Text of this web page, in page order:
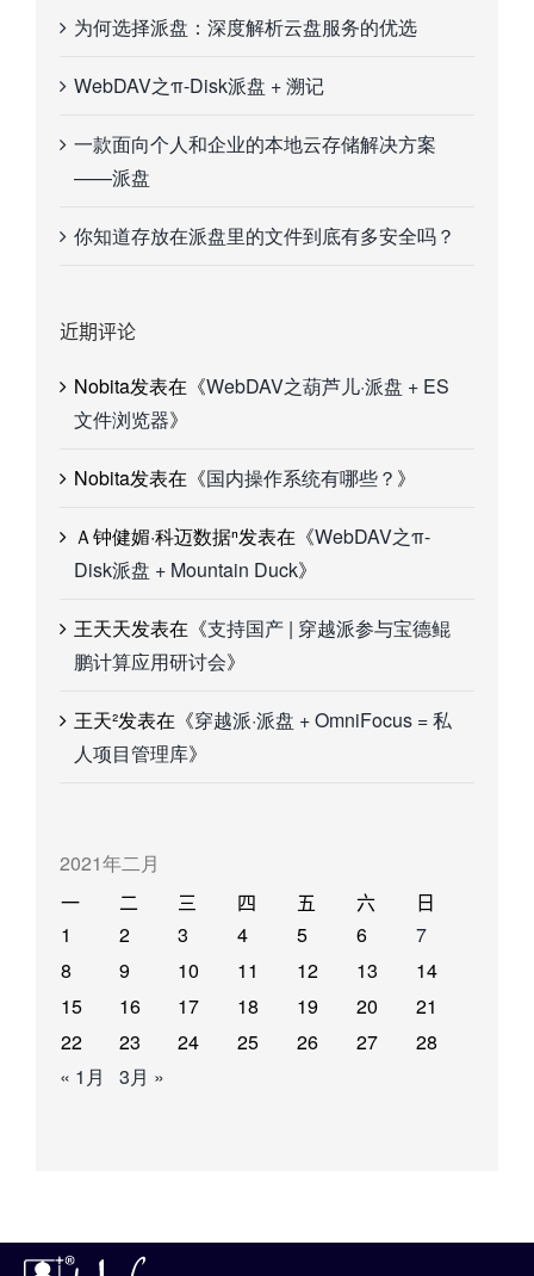
为何选择派盘：深度解析云盘服务的优选
WebDAV之π-Disk派盘 + 溯记
一款面向个人和企业的本地云存储解决方案
——派盘
你知道存放在派盘里的文件到底有多安全吗？
近期评论
Nobita发表在《WebDAV之葫芦儿·派盘 + ES
文件浏览器》
Nobita发表在《国内操作系统有哪些？ 》
Ａ钟健媚·科迈数据ⁿ发表在《WebDAV之π-
Disk派盘 + Mountain Duck》
王天天发表在《支持国产 | 穿越派参与宝德鲲
鹏计算应用研讨会》
王天²发表在《穿越派·派盘 + OmniFocus = 私
人项目管理库》
2021年二月
一 二 三 四 五 六 日
1 2 3 4 5 6
7
8
9 10 11 12 13
14
15
16 17 18 19 20
21
22
23 24 25 26 27
28
« 1月
3月 »